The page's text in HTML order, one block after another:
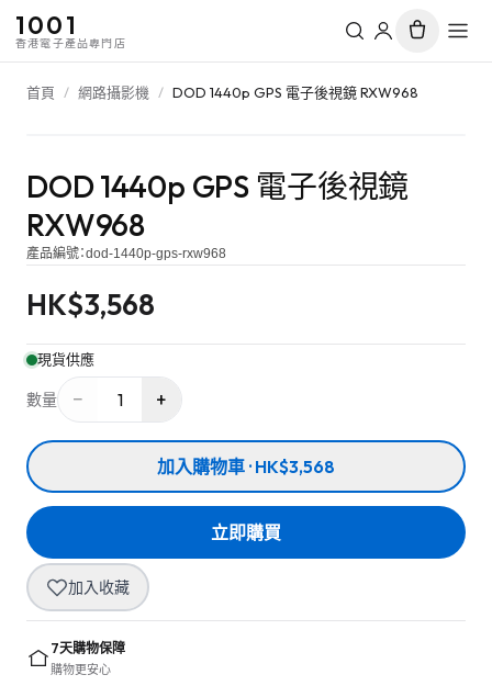
1001
香港電子產品專門店
首頁 / 網路攝影機 / DOD 1440p GPS 電子後視鏡 RXW968
DOD 1440p GPS 電子後視鏡
RXW968
產品編號：dod-1440p-gps-rxw968
HK$3,568
現貨供應
數量 − 1 +
加入購物車 · HK$3,568
立即購買
加入收藏
7天購物保障
購物更安心